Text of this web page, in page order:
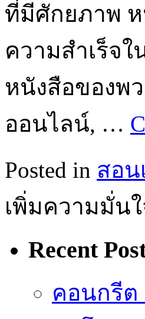
ที่มีศักยภาพ
ความสำเร็จ
หนังสือของพ
ออนไลน์, …
Posted in สอน
เพิ่มความมั่น
Recent
คอนกรีต